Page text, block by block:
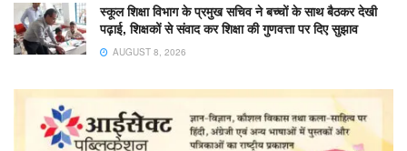
स्कूल शिक्षा विभाग के प्रमुख सचिव ने बच्चों के साथ बैठकर देखी
पढ़ाई, शिक्षकों से संवाद कर शिक्षा की गुणवत्ता पर दिए सुझाव
AUGUST 8, 2026